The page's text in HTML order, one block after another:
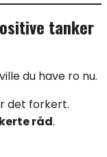
tanker
du have ro nu.
det forkert.
råd.